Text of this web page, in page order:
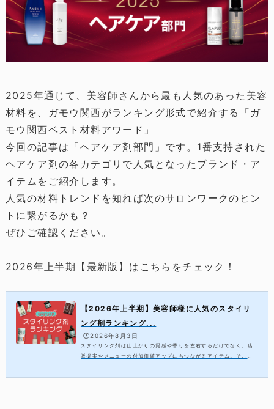
2025年通じて、美容師さんから最も人気のあった美容
材料を、ガモウ関西がランキング形式で紹介する「ガ
モウ関西ベスト材料アワード」
今回の記事は「ヘアケア剤部門」です。1番支持された
ヘアケア剤の各カテゴリで人気となったブランド・ア
イテムをご紹介します。
人気の材料トレンドを知れば次のサロンワークのヒン
トに繋がるかも？
ぜひご確認ください。
2026年上半期【最新版】はこちらをチェック！
【2026年上半期】美容師様に人気のスタイリ
ング剤ランキング...
🕒️2026年8月3日
スタイリング剤は仕上がりの質感や香りを左右するだけでなく、店
販提案やメニューの付加価値アップにもつながるアイテム。そこで
剤をランキング形式でご紹介します。ト...